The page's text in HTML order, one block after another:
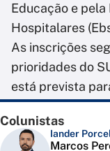
Educação e
Hospitalares
As inscrições
prioridades do
está prevista
Colunistas
Iander
Marcos